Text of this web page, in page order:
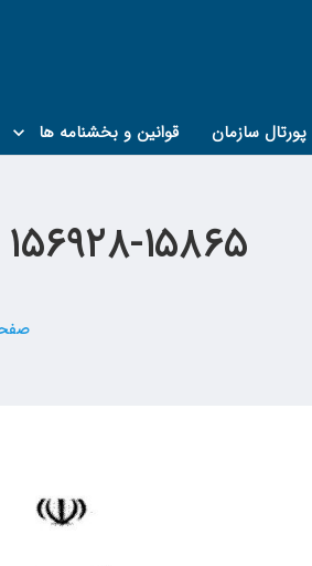
پورتال سازمان قوانین و بخشنامه ها
۱۵۶۹۲۸-۱۵۸۶۵ -تهیه چک لیست بررسی رفتار غیرسازی ای معماری